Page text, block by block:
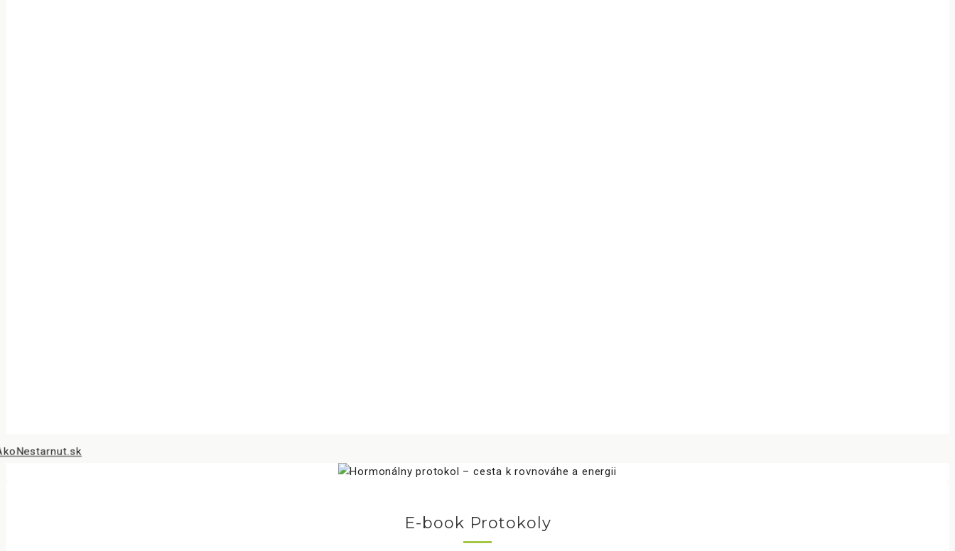
E-book Protokoly